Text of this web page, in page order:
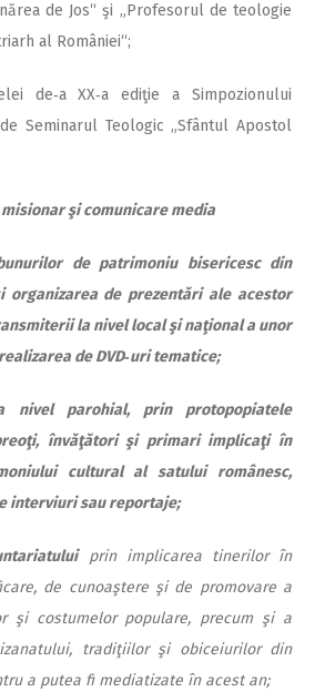
de Jos“ şi „Profesorul de teologie
al României“;
de‑a XX‑a ediţie a Simpozionului
Seminarul Teologic „Sfântul Apostol
şi comunicare media
de patrimoniu bisericesc din
organizarea de prezentări ale acestor
la nivel local şi naţional a unor
de DVD‑uri tematice;
nivel parohial, prin protopopiatele
învăţători şi primari implicaţi în
cultural al satului românesc,
interviuri sau repor­taje;
prin implicarea tinerilor în
de cunoaştere şi de promovare a
şi costumelor populare, precum şi a
tradiţiilor şi obiceiurilor din
a putea fi mediatizate în acest an;